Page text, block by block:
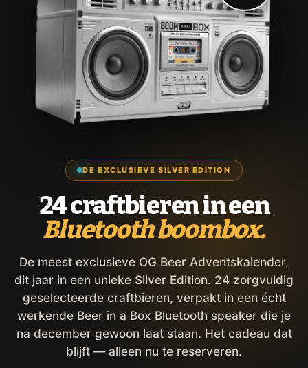
DE EXCLUSIEVE SILVER EDITION
24 craftbieren in een
Bluetooth boombox.
De meest exclusieve OG Beer Adventskalender,
dit jaar in een unieke Silver Edition. 24 zorgvuldig
geselecteerde craftbieren, verpakt in een écht
werkende Beer in a Box Bluetooth speaker die je
na december gewoon laat staan. Het cadeau dat
blijft — alleen nu te reserveren.